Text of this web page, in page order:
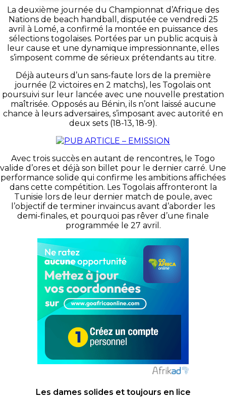
La deuxième journée du Championnat d’Afrique des
Nations de beach handball, disputée ce vendredi 25
avril à Lomé, a confirmé la montée en puissance des
sélections togolaises. Portées par un public acquis à
leur cause et une dynamique impressionnante, elles
s’imposent comme de sérieux prétendants au titre.
Déjà auteurs d’un sans-faute lors de la première
journée (2 victoires en 2 matchs), les Togolais ont
poursuivi sur leur lancée avec une nouvelle prestation
maîtrisée. Opposés au Bénin, ils n’ont laissé aucune
chance à leurs adversaires, s’imposant avec autorité en
deux sets (18-13, 18-9).
Avec trois succès en autant de rencontres, le Togo
valide d’ores et déjà son billet pour le dernier carré. Une
performance solide qui confirme les ambitions affichées
dans cette compétition. Les Togolais affronteront la
Tunisie lors de leur dernier match de poule, avec
l’objectif de terminer invaincus avant d’aborder les
demi-finales, et pourquoi pas rêver d’une finale
programmée le 27 avril.
Les dames solides et toujours en lice